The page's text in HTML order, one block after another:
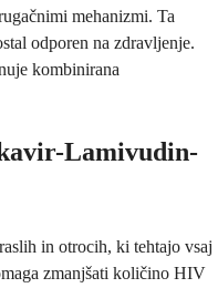
mehanizmi. Ta
odporen na zdravljenje.
kombinirana
Lamivudin-
in otrocih, ki tehtajo vsaj
zmanjšati količino HIV